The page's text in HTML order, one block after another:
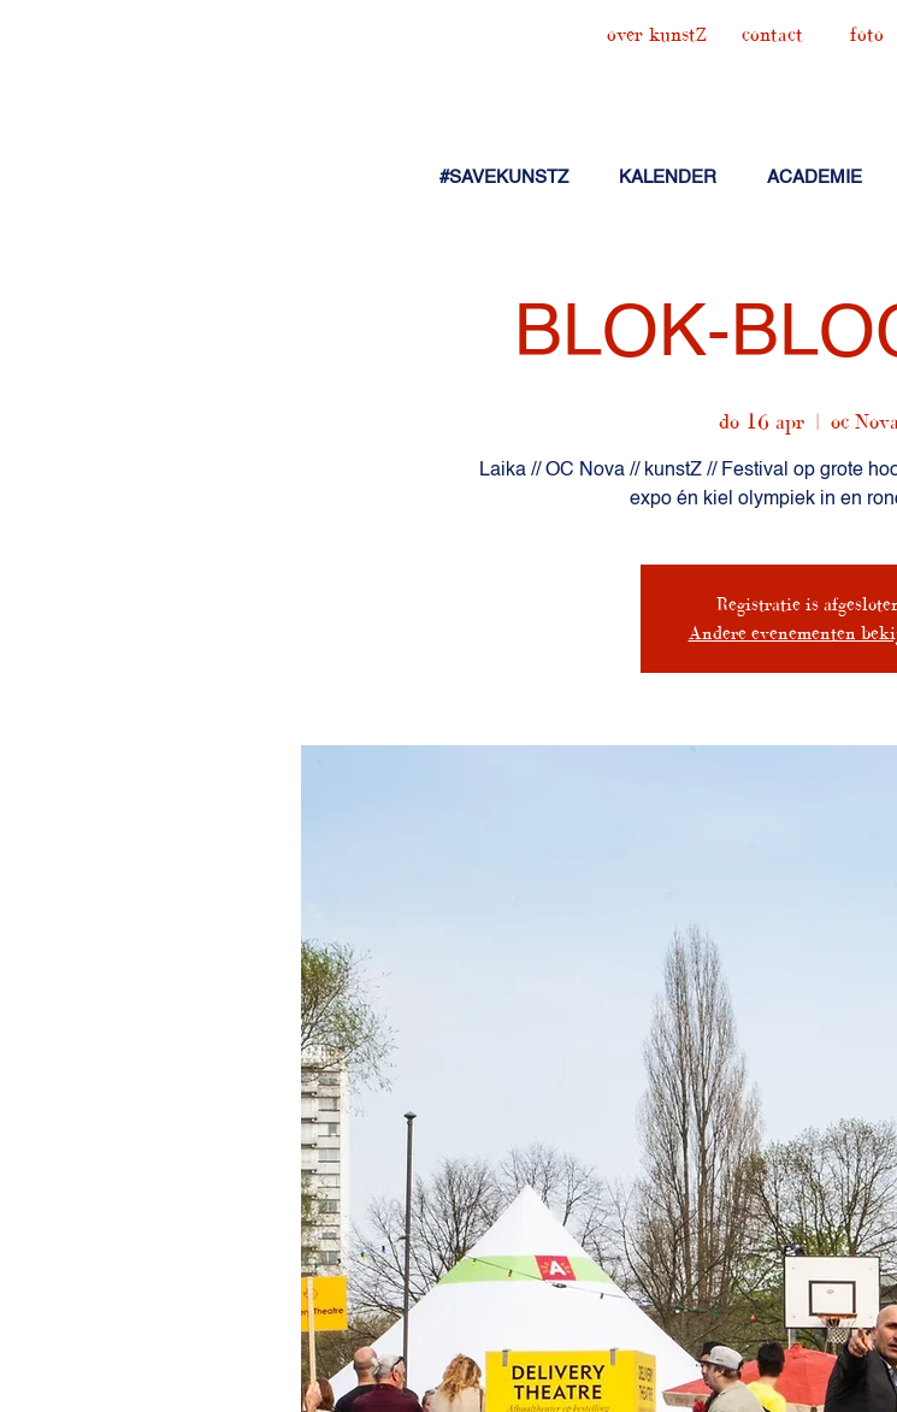
over kunstZ contact foto
#SAVEKUNSTZ KALENDER ACADEMIE
BLOK-
do 16 apr
  |
oc
Laika // OC Nova // kunstZ // Festival op grote
expo én kiel olympiek in en
Registratie is
Andere evenementen